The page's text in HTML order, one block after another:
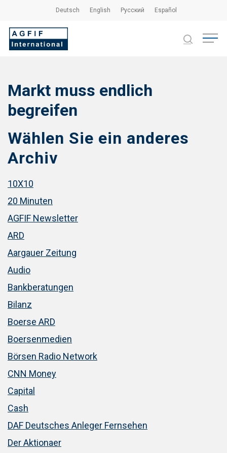
main
content
Deutsch English Русский Español
search
Markt muss endlich
begreifen
Wählen Sie ein anderes
Archiv
10X10
20 Minuten
AGFIF Newsletter
ARD
Aargauer Zeitung
Audio
Bankberatungen
Bilanz
Boerse ARD
Boersenmedien
Börsen Radio Network
CNN Money
Capital
Cash
DAF Deutsches Anleger Fernsehen
Der Aktionaer
Menu